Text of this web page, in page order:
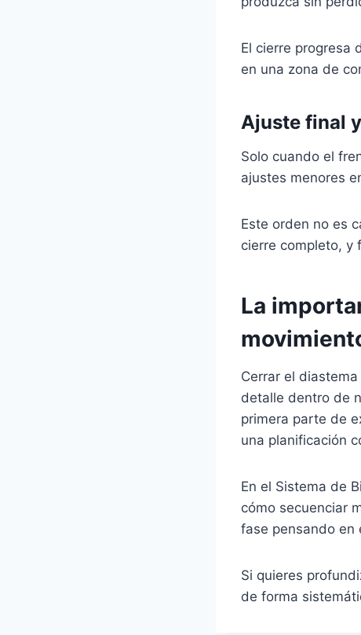
El cierre progresa
en una zona de
Ajuste final
Solo cuando el
ajustes menores
Este orden no es
cierre completo, y
La
Cerrar el
detalle dentro de
primera parte de
una planificación
En el Sistema de
cómo secuenciar
fase pensando en
Si quieres
de forma